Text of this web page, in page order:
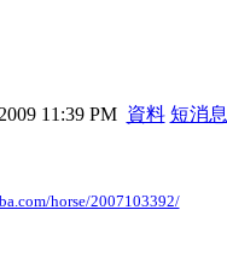
11:39 PM 資料 短消息
horse/2007103392/